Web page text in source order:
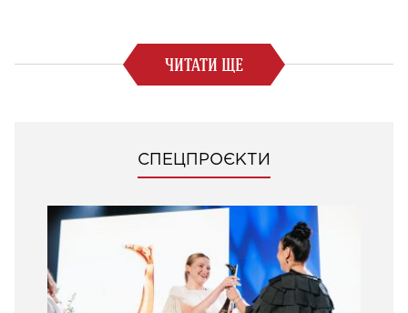
ЧИТАТИ ЩЕ
СПЕЦПРОЄКТИ